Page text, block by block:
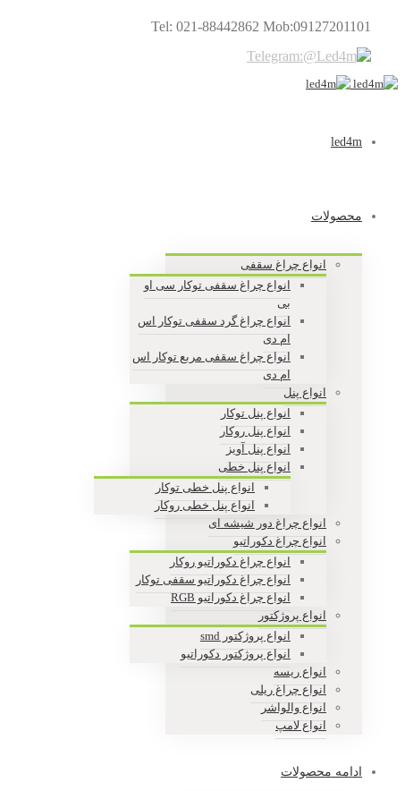
Tel: 021-88442862 Mob:09127201101
led4m
محصولات
انواع چراغ سقفی
انواع چراغ سقفی توکار سی او
بی
انواع چراغ گرد سقفی توکار اس
ام دی
انواع چراغ سقفی مربع توکار اس
ام دی
انواع پنل
انواع پنل توکار
انواع پنل روکار
انواع پنل آویز
انواع پنل خطی
انواع پنل خطی توکار
انواع پنل خطی روکار
انواع چراغ دور شیشه ای
انواع چراغ دکوراتیو
انواع چراغ دکوراتیو روکار
انواع چراغ دکوراتیو سقفی توکار
انواع چراغ دکوراتیو RGB
انواع پروژکتور
انواع پروژکتور smd
انواع پروژکتور دکوراتیو
انواع ریسه
انواع چراغ ریلی
انواع والواشر
انواع لامپ
ادامه محصولات